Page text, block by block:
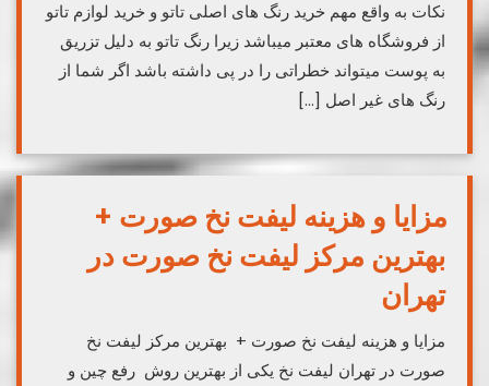
نکات به واقع مهم خرید رنگ های اصلی تاتو و خرید لوازم تاتو
از فروشگاه های معتبر میباشد زیرا رنگ تاتو به دلیل تزریق
به پوست میتواند خطراتی را در پی داشته باشد اگر شما از
رنگ های غیر اصل […]
مزایا و هزینه لیفت نخ صورت +
بهترین مرکز لیفت نخ صورت در
تهران
مزایا و هزینه لیفت نخ صورت + بهترین مرکز لیفت نخ
صورت در تهران لیفت نخ یکی از بهترین روش رفع چین و